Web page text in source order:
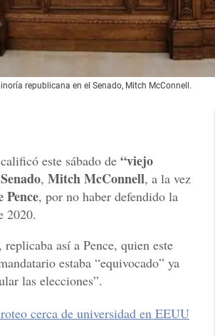
republicana en el Senado, Mitch McConnell.
calificó este sábado de “viejo
Senado, Mitch McConnell, a la vez
Pence, por no haber defendido la
2020.
así a Pence, quien este
estaba “equivocado” ya
las elecciones”.
cerca de universidad en EEUU